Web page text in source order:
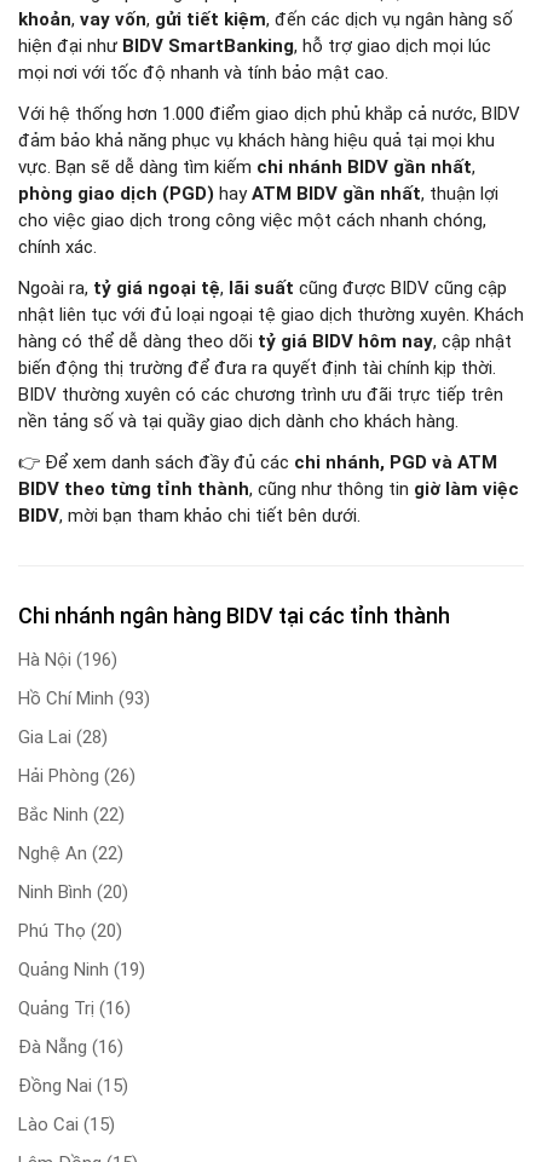
khoản, vay vốn, gửi tiết kiệm, đến các dịch vụ ngân hàng số
hiện đại như BIDV SmartBanking, hỗ trợ giao dịch mọi lúc
mọi nơi với tốc độ nhanh và tính bảo mật cao.
Với hệ thống hơn 1.000 điểm giao dịch phủ khắp cả nước, BIDV
đảm bảo khả năng phục vụ khách hàng hiệu quả tại mọi khu
vực. Bạn sẽ dễ dàng tìm kiếm chi nhánh BIDV gần nhất,
phòng giao dịch (PGD) hayATM BIDV gần nhất, thuận lợi
cho việc giao dịch trong công việc một cách nhanh chóng,
chính xác.
Ngoài ra, tỷ giá ngoại tệ, lãi suất cũng được BIDV cũng cập
nhật liên tục với đủ loại ngoại tệ giao dịch thường xuyên. Khách
hàng có thể dễ dàng theo dõi tỷ giá BIDV hôm nay, cập nhật
biến động thị trường để đưa ra quyết định tài chính kịp thời.
BIDV thường xuyên có các chương trình ưu đãi trực tiếp trên
nền tảng số và tại quầy giao dịch dành cho khách hàng.
👉 Để xem danh sách đầy đủ các chi nhánh, PGD và ATM
BIDV theo từng tỉnh thành, cũng như thông tin giờ làm việc
BIDV, mời bạn tham khảo chi tiết bên dưới.
Chi nhánh ngân hàng BIDV tại các tỉnh thành
Hà Nội (196)
Hồ Chí Minh (93)
Gia Lai (28)
Hải Phòng (26)
Bắc Ninh (22)
Nghệ An (22)
Ninh Bình (20)
Phú Thọ (20)
Quảng Ninh (19)
Quảng Trị (16)
Đà Nẵng (16)
Đồng Nai (15)
Lào Cai (15)